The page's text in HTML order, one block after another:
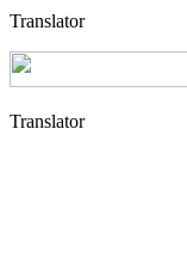
Translator
Translator